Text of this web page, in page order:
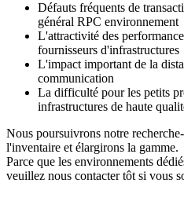
Défauts fréquents de
général RPC environnement
L'attractivité des
fournisseurs d'infrastructures
L'impact important de la
communication
La difficulté pour les petits
infrastructures de haute
Nous poursuivrons notre
l'inventaire et élargirons la gamme.
Parce que les environnements
veuillez nous contacter tôt si vous